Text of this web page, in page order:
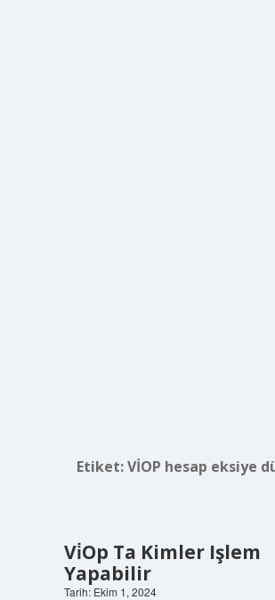
Etiket:VİOP hesap eksiye
Vi̇Op Ta Kimler Işlem
Yapabilir
Tarih: Ekim 1, 2024